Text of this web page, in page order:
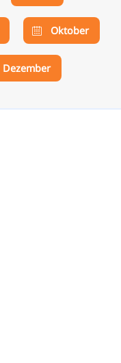
Oktober
Dezember